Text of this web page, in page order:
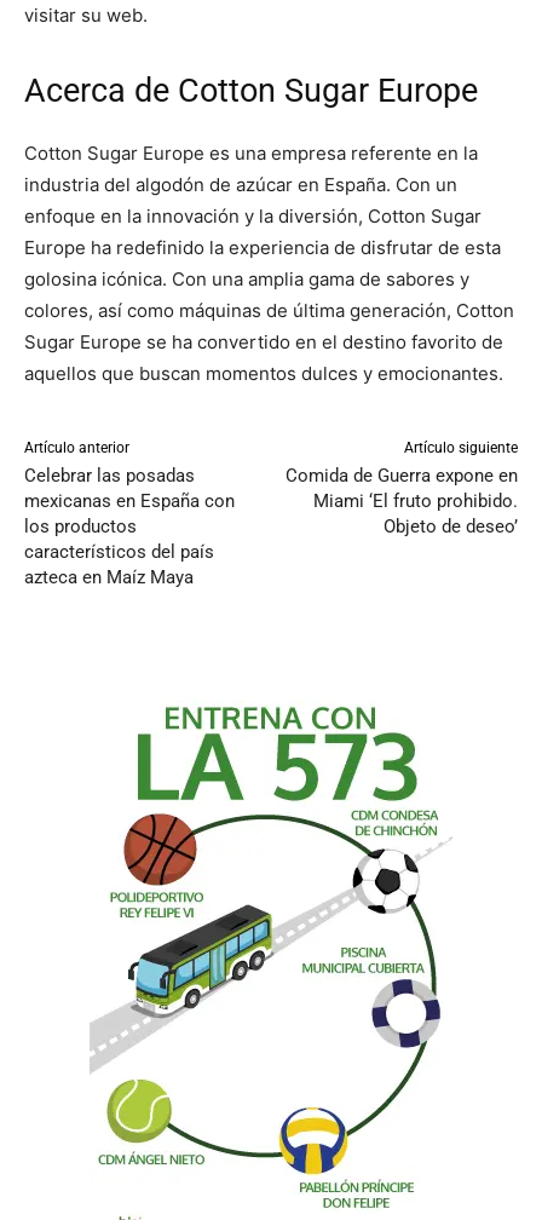
visitar su web.
Acerca de Cotton Sugar Europe
Cotton Sugar Europe es una empresa referente en la
industria del algodón de azúcar en España. Con un
enfoque en la innovación y la diversión, Cotton Sugar
Europe ha redefinido la experiencia de disfrutar de esta
golosina icónica. Con una amplia gama de sabores y
colores, así como máquinas de última generación, Cotton
Sugar Europe se ha convertido en el destino favorito de
aquellos que buscan momentos dulces y emocionantes.
Artículo anterior
Celebrar las posadas
mexicanas en España con
los productos
característicos del país
azteca en Maíz Maya
Artículo siguiente
Comida de Guerra expone en
Miami ‘El fruto prohibido.
Objeto de deseo’